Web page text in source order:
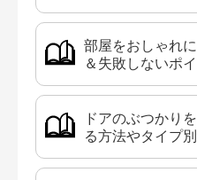
部屋をおしゃれ
＆失敗しないポ
ドアのぶつかり
る方法やタイプ